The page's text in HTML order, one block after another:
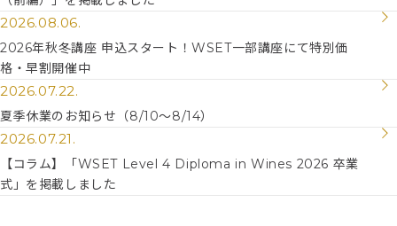
2026.08.06.
2026年秋冬講座 申込スタート！WSET一部講座にて特別価
格・早割開催中
2026.07.22.
夏季休業のお知らせ（8/10～8/14）
2026.07.21.
【コラム】「WSET Level 4 Diploma in Wines 2026 卒業
式」を掲載しました